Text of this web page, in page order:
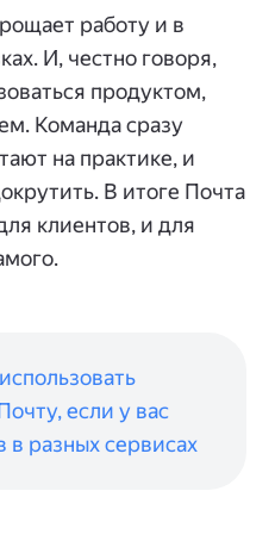
работу и в
И, честно говоря,
продуктом,
Команда сразу
на практике, и
В итоге Почта
клиентов, и для
если у вас
в разных сервисах